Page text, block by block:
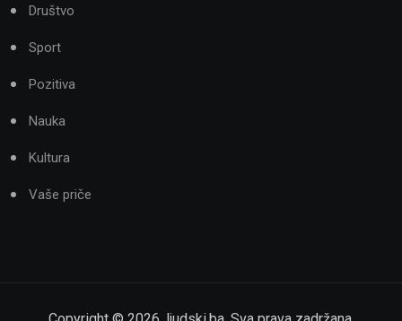
Društvo
Sport
Pozitiva
Nauka
Kultura
Vaše priče